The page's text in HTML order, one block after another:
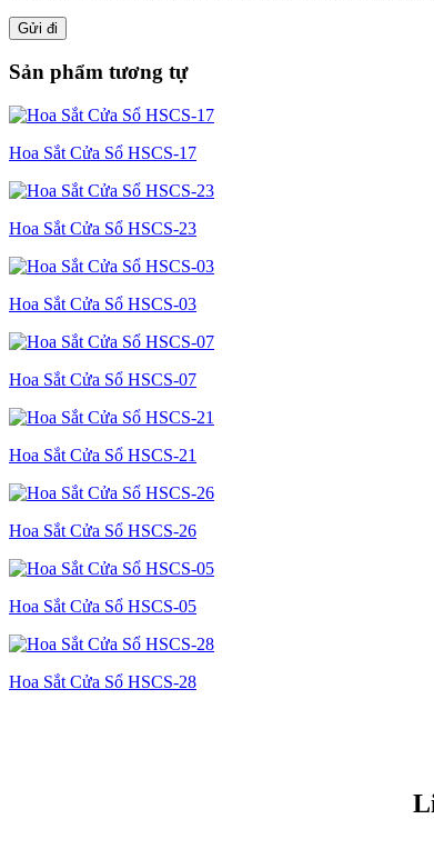
Sản phẩm tương tự
Hoa Sắt Cửa Sổ HSCS-17
Hoa Sắt Cửa Sổ HSCS-23
Hoa Sắt Cửa Sổ HSCS-03
Hoa Sắt Cửa Sổ HSCS-07
Hoa Sắt Cửa Sổ HSCS-21
Hoa Sắt Cửa Sổ HSCS-26
Hoa Sắt Cửa Sổ HSCS-05
Hoa Sắt Cửa Sổ HSCS-28